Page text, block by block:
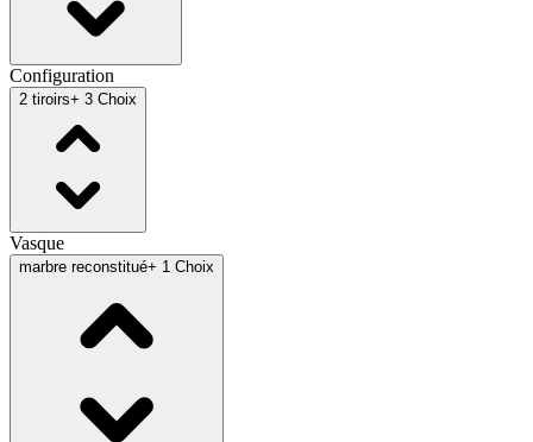
Configuration
2 tiroirs+ 3 Choix
Vasque
marbre reconstitué+ 1 Choix